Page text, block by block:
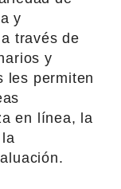
y
través de
y
les permiten
en línea, la